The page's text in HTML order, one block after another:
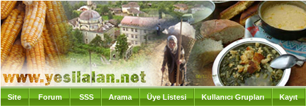
Site Forum SSS Arama Üye Listesi Kullanıcı Grupları Kayıt